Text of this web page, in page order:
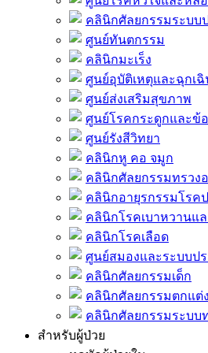
คลินิกศัลยกรรมระบบ
ศูนย์ทันตกรรม
คลินิกมะเร็ง
ศูนย์อุบัติเหตุและฉุกเ
ศูนย์ส่งเสริมสุขภาพ
ศูนย์โรคกระดูกและข้อ
ศูนย์รังสีวิทยา
คลินิกหู คอ จมูก
คลินิกศัลยกรรมทรวง
คลินิกอายุรกรรมโรค
คลินิกโรคเบาหวานแ
คลินิกโรคเลือด
ศูนย์สมองและระบบป
คลินิกศัลยกรรมเด็ก
คลินิกศัลยกรรมตกแต่
คลินิกศัลยกรรมระบบ
สำหรับผู้ป่วย